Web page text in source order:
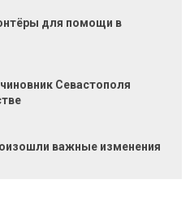
для помощи в
Севастополя
важные изменения